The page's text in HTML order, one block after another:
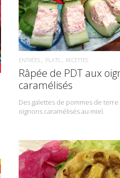
READ MORE
ENTRÉES PLATS RECETTES
Râpée de PDT aux
caramélisés
Des galettes de pommes de terre
oignons caramélisés au miel.